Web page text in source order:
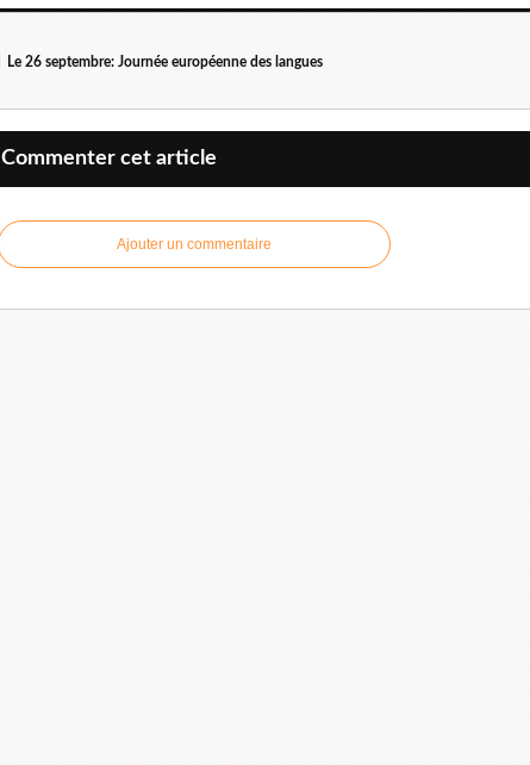
Le 26 septembre: Journée européenne des langues
Commenter cet article
Ajouter un commentaire